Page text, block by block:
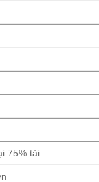
75% tải